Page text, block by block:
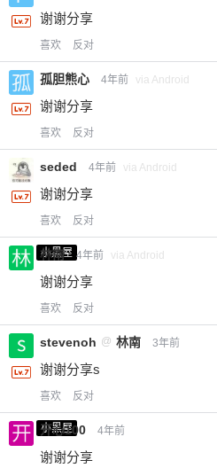
谢谢分享
喜欢 反对
孤胆熊心 4年前 via Android
谢谢分享
喜欢 反对
seded 4年前 via Android
谢谢分享
喜欢 反对
小黑屋
林南 4年前 via Android
谢谢分享
喜欢 反对
stevenoh @ 林南 3年前
谢谢分享s
喜欢 反对
小黑屋
开心100 4年前
谢谢分享